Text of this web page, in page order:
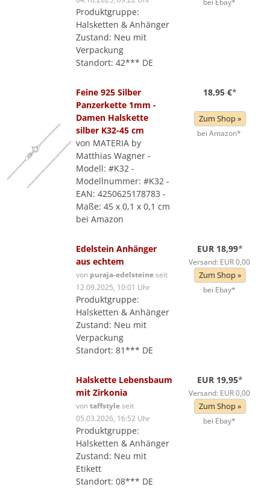
Produktgruppe:
Halsketten & Anhänger
Zustand: Neu mit
Verpackung
Standort: 42*** DE
Feine 925 Silber
Panzerkette 1mm -
Damen Halskette
silber K32-45 cm
von MATERIA by
Matthias Wagner -
Modell: #K32 -
Modellnummer: #K32 -
EAN: 4250625178783 -
Maße: 45 x 0,1 x 0,1 cm
bei Amazon
18,95 €*
Zum Shop »
bei Amazon*
Edelstein Anhänger
aus echtem
von puraja-edelsteineseit
12.09.2025, 10:01 Uhr
Produktgruppe:
Halsketten & Anhänger
Zustand: Neu mit
Verpackung
Standort: 81*** DE
EUR 18,99*
Versand: EUR 0,00
Zum Shop »
bei Ebay*
Halskette Lebensbaum
mit Zirkonia
vontaffstyleseit
05.03.2026, 16:52 Uhr
Produktgruppe:
Halsketten & Anhänger
Zustand: Neu mit
Etikett
Standort: 08*** DE
EUR 19,95*
Versand: EUR 0,00
Zum Shop »
bei Ebay*